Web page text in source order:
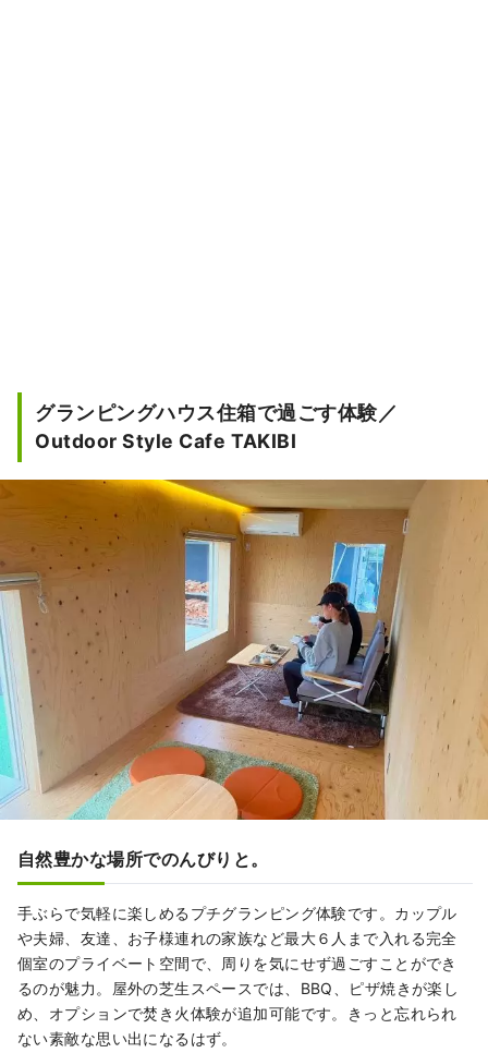
グランピングハウス住箱で過ごす体験／
Outdoor Style Cafe TAKIBI
自然豊かな場所でのんびりと。
手ぶらで気軽に楽しめるプチグランピング体験です。カップル
や夫婦、友達、お子様連れの家族など最大６人まで入れる完全
個室のプライベート空間で、周りを気にせず過ごすことができ
るのが魅力。屋外の芝生スペースでは、BBQ、ピザ焼きが楽し
め、オプションで焚き火体験が追加可能です。きっと忘れられ
ない素敵な思い出になるはず。